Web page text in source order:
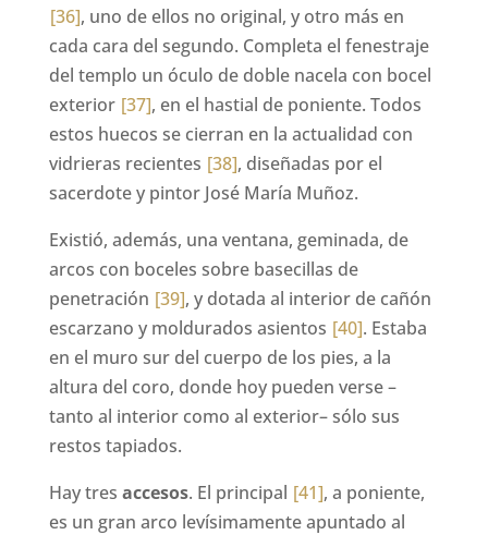
[36], uno de ellos no original, y otro más en
cada cara del segundo. Completa el fenestraje
del templo un óculo de doble nacela con bocel
exterior [37], en el hastial de poniente. Todos
estos huecos se cierran en la actualidad con
vidrieras recientes [38], diseñadas por el
sacerdote y pintor José María Muñoz.
Existió, además, una ventana, geminada, de
arcos con boceles sobre basecillas de
penetración [39], y dotada al interior de cañón
escarzano y moldurados asientos [40]. Estaba
en el muro sur del cuerpo de los pies, a la
altura del coro, donde hoy pueden verse –
tanto al interior como al exterior– sólo sus
restos tapiados.
Hay tres accesos. El principal [41], a poniente,
es un gran arco levísimamente apuntado al